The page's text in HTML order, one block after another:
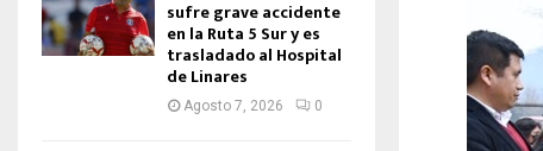
sufre grave accidente
en la Ruta 5 Sur y es
trasladado al Hospital
de Linares
Agosto 7, 2026 0